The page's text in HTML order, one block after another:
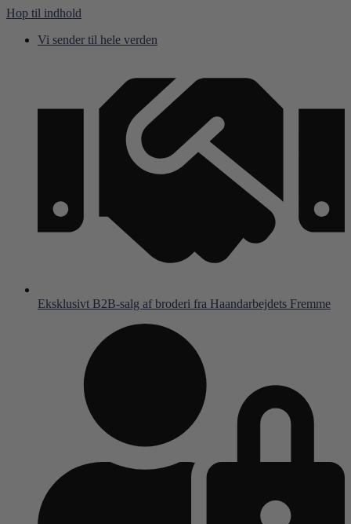
Hop til indhold
Vi sender til hele verden
Eksklusivt B2B-salg af broderi fra Haandarbejdets Fremme